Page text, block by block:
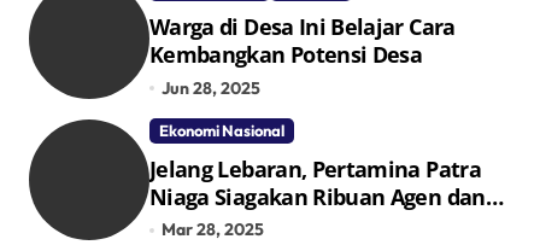
Warga di Desa Ini Belajar Cara
Kembangkan Potensi Desa
Jun 28, 2025
Ekonomi Nasional
Jelang Lebaran, Pertamina Patra
Niaga Siagakan Ribuan Agen dan
Pangkalan LPG 3 Kg
Mar 28, 2025